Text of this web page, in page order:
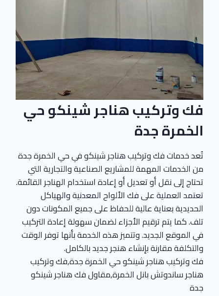
فك وتركيب هناجر شينكو حي
الخمرة جدة
تُعد خدمات فك وتركيب هناجر شينكو في حي الخمرة جدة
من الخدمات المهمة للمشاريع الصناعية والتجارية التي
تحتاج إلى نقل أو تعديل أو إعادة استخدام الهناجر القائمة.
تعتمد العملية على فك الألواح المعدنية والهياكل
الحديدية بعناية عالية للحفاظ على جميع المكونات دون
تلف. كما يتم ترقيم الأجزاء لضمان سهولة إعادة التركيب
في الموقع الجديد. وتتميز هذه الخدمة بأنها توفر الوقت
والتكلفة مقارنة بإنشاء هنجر جديد بالكامل.
فك وتركيب هناجر شينكو حي الخمرة جدة,فك وتركيب
هناجر ساندوتش بانل الخمرة,مقاول فك هناجر شينكو
جدة